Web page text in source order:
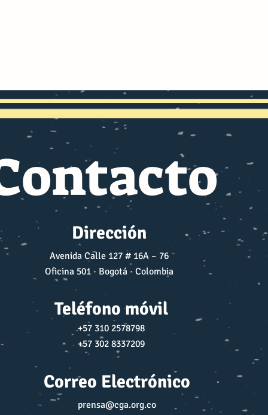
Dirección
Avenida Calle 127 # 16A – 76
Oficina 501 · Bogotá · Colombia
Teléfono móvil
+57 310 2578798
+57 302 8337209
Correo Electrónico
prensa@cga.org.co